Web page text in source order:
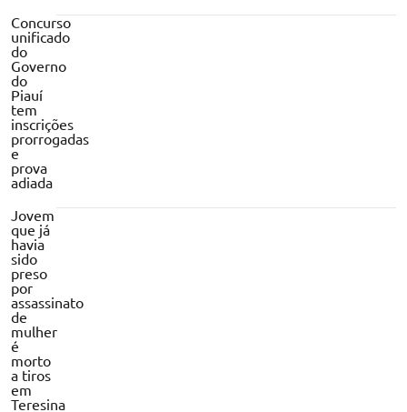
Concurso
unificado
do
Governo
do
Piauí
tem
inscrições
prorrogadas
e
prova
adiada
Jovem
que já
havia
sido
preso
por
assassinato
de
mulher
é
morto
a tiros
em
Teresina